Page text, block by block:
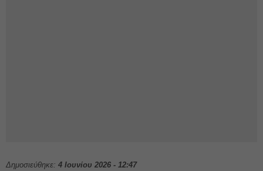
Δημοσιεύθηκε: 4 Ιουνίου 2026 - 12:47